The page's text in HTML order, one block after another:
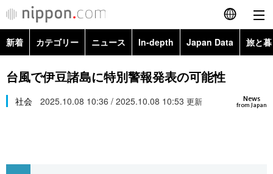
English
简体字
繁體字
新着 カテゴリー ニュース In-depth Japan Data 旅と
政治・外交
経済・ビジネス
社会
Topics
Images
台風で伊豆諸島に特別警報発表の可能性
News
from Japan
社会 2025.10.08 10:36 / 2025.10.08 10:53 更新